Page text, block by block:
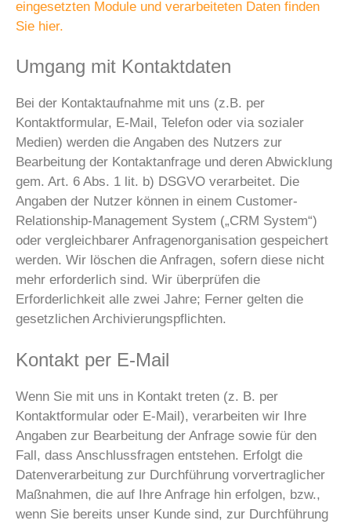
eingesetzten Module und verarbeiteten Daten finden
Sie hier.
Umgang mit Kontaktdaten
Bei der Kontaktaufnahme mit uns (z.B. per
Kontaktformular, E-Mail, Telefon oder via sozialer
Medien) werden die Angaben des Nutzers zur
Bearbeitung der Kontaktanfrage und deren Abwicklung
gem. Art. 6 Abs. 1 lit. b) DSGVO verarbeitet. Die
Angaben der Nutzer können in einem Customer-
Relationship-Management System („CRM System“)
oder vergleichbarer Anfragenorganisation gespeichert
werden. Wir löschen die Anfragen, sofern diese nicht
mehr erforderlich sind. Wir überprüfen die
Erforderlichkeit alle zwei Jahre; Ferner gelten die
gesetzlichen Archivierungspflichten.
Kontakt per E-Mail
Wenn Sie mit uns in Kontakt treten (z. B. per
Kontaktformular oder E-Mail), verarbeiten wir Ihre
Angaben zur Bearbeitung der Anfrage sowie für den
Fall, dass Anschlussfragen entstehen. Erfolgt die
Datenverarbeitung zur Durchführung vorvertraglicher
Maßnahmen, die auf Ihre Anfrage hin erfolgen, bzw.,
wenn Sie bereits unser Kunde sind, zur Durchführung